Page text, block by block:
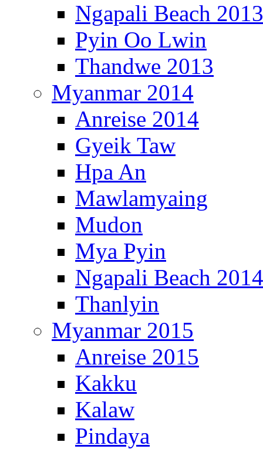
Ngapali Beach 2013
Pyin Oo Lwin
Thandwe 2013
Myanmar 2014
Anreise 2014
Gyeik Taw
Hpa An
Mawlamyaing
Mudon
Mya Pyin
Ngapali Beach 2014
Thanlyin
Myanmar 2015
Anreise 2015
Kakku
Kalaw
Pindaya